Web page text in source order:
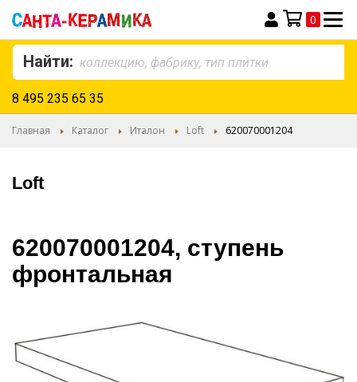
Моя корзина
0
Найти:
8 495 235 65 35
Главная Каталог Италон Loft 620070001204
Loft
620070001204, ступень
фронтальная